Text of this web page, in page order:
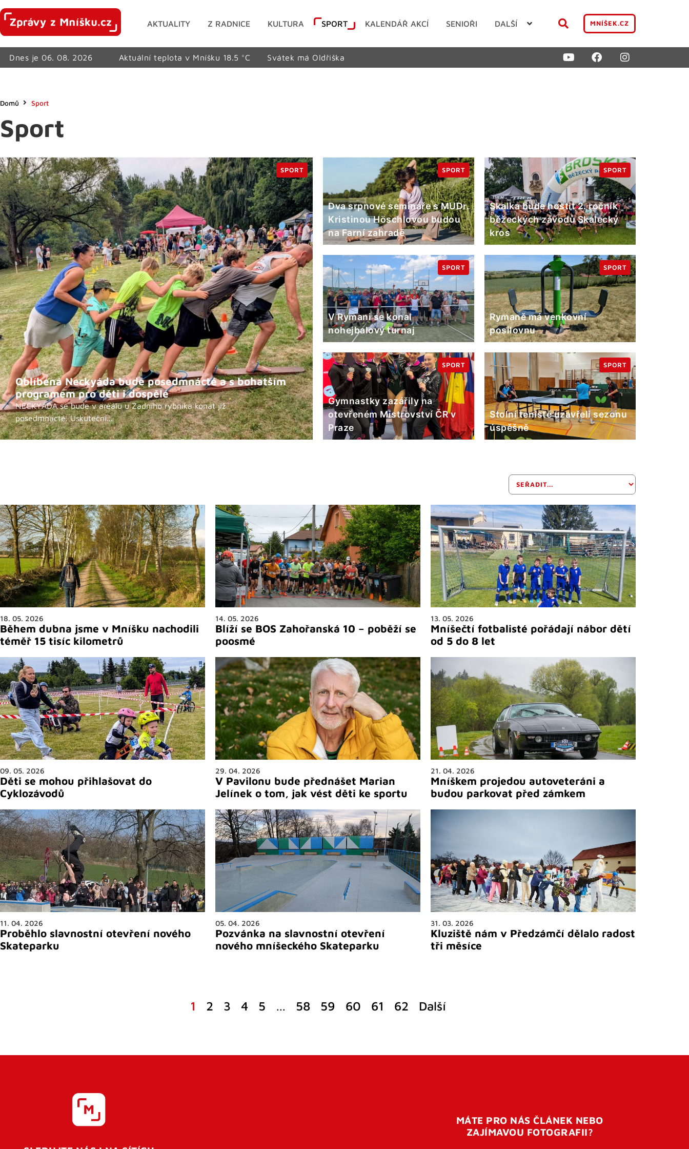
AKTUALITY Z RADNICE KULTURA SPORT KALENDÁŘ AKCÍ SENIOŘI DALŠÍ MNÍŠEK.CZ
Dnes je 06. 08. 2026 Aktuální teplota v Mníšku 18.5 °C Svátek má Oldřiška
Sport
Domů Sport
Oblíbená Neckyáda bude posedmnácté a s bohatším
programem pro děti i dospělé
NECKYÁDA se bude v areálu u Zadního rybníka konat již
posedmnácté. Uskuteční...
SPORT
Dva srpnové semináře s MUDr.
Kristinou Höschlovou budou
na Farní zahradě
SPORT
Skalka bude hostit 2. ročník
běžeckých závodů Skalecký
kros
SPORT
V Rymani se konal
nohejbalový turnaj
SPORT
Rymaně má venkovní
posilovnu
SPORT
Gymnastky zazářily na
otevřeném Mistrovství ČR v
Praze
SPORT
Stolní tenisté uzavřeli sezonu
úspěšně
SPORT
18. 05. 2026
Během dubna jsme v Mníšku nachodili
téměř 15 tisíc kilometrů
14. 05. 2026
Blíží se BOS Zahořanská 10 – poběží se
poosmé
13. 05. 2026
Mníšečtí fotbalisté pořádají nábor dětí
od 5 do 8 let
09. 05. 2026
Děti se mohou přihlašovat do
Cyklozávodů
29. 04. 2026
V Pavilonu bude přednášet Marian
Jelínek o tom, jak vést děti ke sportu
21. 04. 2026
Mníškem projedou autoveteráni a
budou parkovat před zámkem
11. 04. 2026
Proběhlo slavnostní otevření nového
Skateparku
05. 04. 2026
Pozvánka na slavnostní otevření
nového mníšeckého Skateparku
31. 03. 2026
Kluziště nám v Předzámčí dělalo radost
tři měsíce
1 2 3 4 5 … 58 59 60 61 62 Další
MÁTE PRO NÁS ČLÁNEK NEBO
ZAJÍMAVOU FOTOGRAFII?